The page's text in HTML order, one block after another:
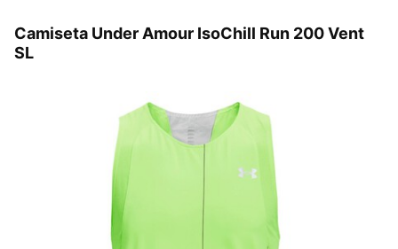
Camiseta Under Amour IsoChill Run 200 Vent
SL